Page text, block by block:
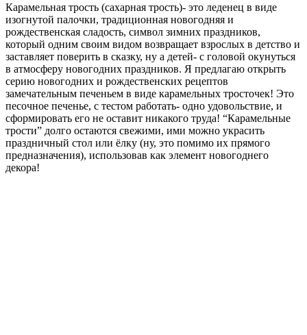
Карамельная трость (сахарная трость)- это леденец в виде
изогнутой палочки, традиционная новогодняя и
рождественская сладость, символ зимних праздников,
который одним своим видом возвращает взрослых в детство и
заставляет поверить в сказку, ну а детей- с головой окунуться
в атмосферу новогодних праздников. Я предлагаю открыть
серию новогодних и рождественских рецептов
замечательным печеньем в виде карамельных тросточек! Это
песочное печенье, с тестом работать- одно удовольствие, и
сформировать его не оставит никакого труда! “Карамельные
трости” долго остаются свежими, ими можно украсить
праздничный стол или ёлку (ну, это помимо их прямого
предназначения), использовав как элемент новогоднего
декора!